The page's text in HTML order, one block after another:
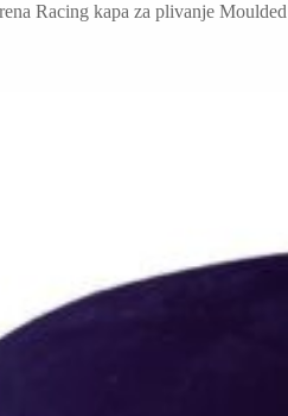
Racing kapa za plivanje